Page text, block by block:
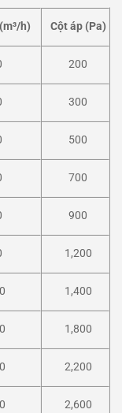
h) Cột áp (Pa)
200
300
500
700
900
1,200
1,400
1,800
2,200
2,600